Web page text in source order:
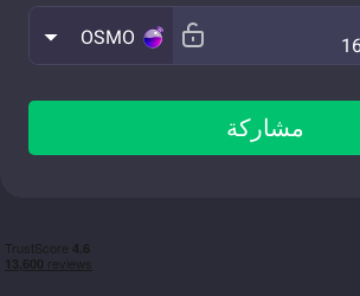
OSMO
مشاركة